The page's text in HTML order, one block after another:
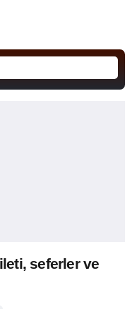
seferler ve